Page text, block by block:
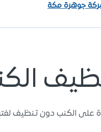
جوهرة مكة
على الكنب دون تنظيف